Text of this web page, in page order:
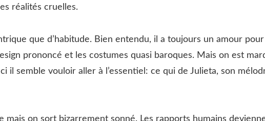
réalités cruelles.
que d’habitude. Bien entendu, il a toujours un amour pour
prononcé et les costumes quasi baroques. Mais on est
il semble vouloir aller à l’essentiel: ce qui de Julieta, son
mais on sort bizarrement sonné. Les rapports humains